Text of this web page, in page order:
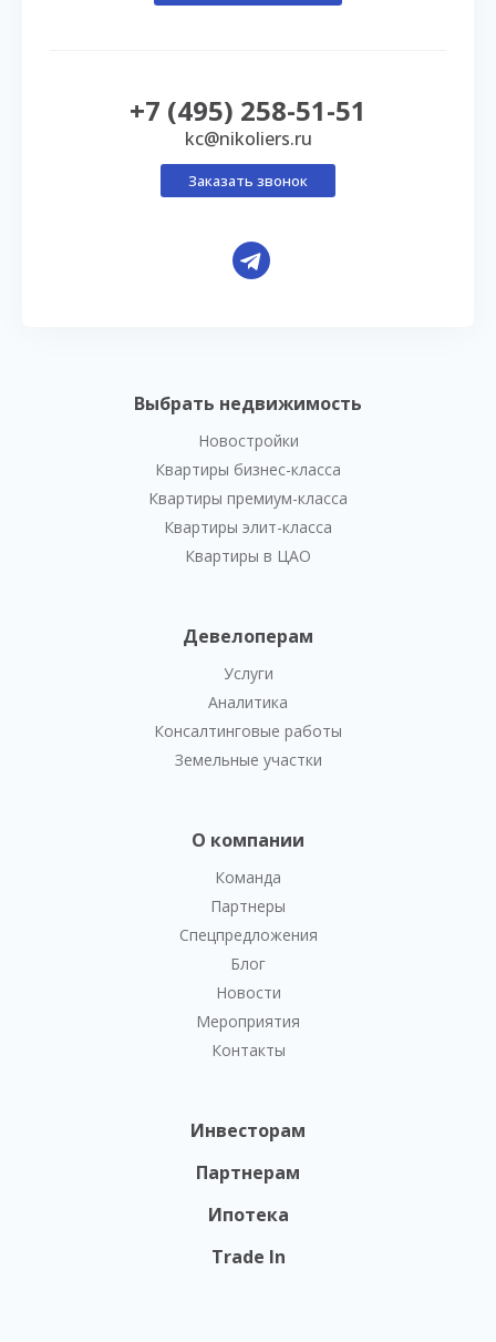
Выбрать недвижимость
Новостройки
Квартиры бизнес-класса
Квартиры премиум-класса
Квартиры элит-класса
Квартиры в ЦАО
Девелоперам
Услуги
Аналитика
Консалтинговые работы
Земельные участки
О компании
Команда
Партнеры
Спецпредложения
Блог
Новости
Мероприятия
Контакты
Инвесторам
Партнерам
Ипотека
Trade In
+7 (495) 258-51-51
kc@nikoliers.ru
Заказать звонок